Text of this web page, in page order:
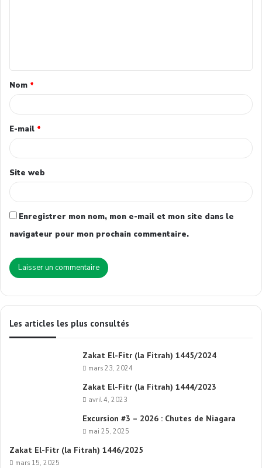
Nom *
E-mail *
Site web
Enregistrer mon nom, mon e-mail et mon site dans le
navigateur pour mon prochain commentaire.
Les articles les plus consultés
Zakat El-Fitr (la Fitrah) 1445/2024
mars 23, 2024
Zakat El-Fitr (la Fitrah) 1444/2023
avril 4, 2023
Excursion #3 – 2026 : Chutes de Niagara
mai 25, 2025
Zakat El-Fitr (la Fitrah) 1446/2025
mars 15, 2025